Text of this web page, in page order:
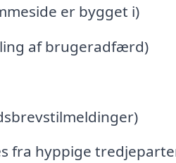
er bygget i)
af brugeradfærd)
fra hyppige